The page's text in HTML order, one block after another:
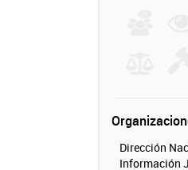
Dirección
Información